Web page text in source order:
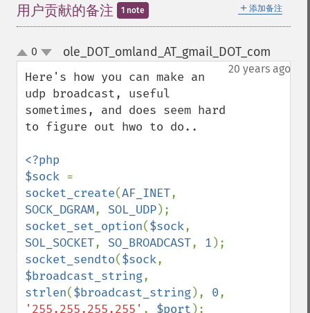
＋ 添加备注
用户贡献的备注 1 note
up
down
0 ole_DOT_omland_AT_gmail_DOT_com
20 years ago
Here's how you can make an
udp broadcast, useful
sometimes, and does seem hard
to figure out hwo to do..
<?php
$sock
socket_create(AF_INET
SOCK_DGRAM, SOL_UDP
socket_set_option($sock
SOL_SOCKET, SO_BROADCAST, 1
socket_sendto($sock
$broadcast_string
strlen($broadcast_string), 0
'255.255.255.255' , $port